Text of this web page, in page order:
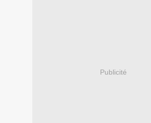
Publicité